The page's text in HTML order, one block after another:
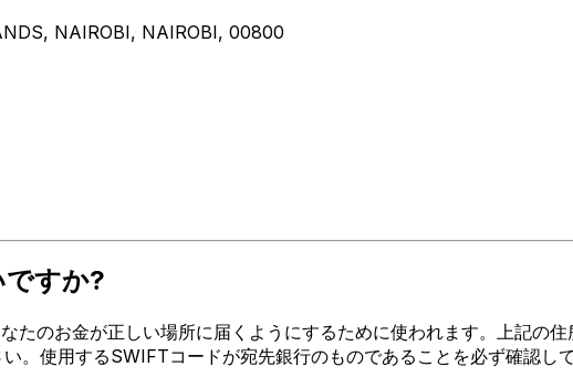
NAIROBI, NAIROBI, 00800
すか?
たのお金が正しい場所に届くようにするために使われます。上記の
。使用するSWIFTコードが宛先銀行のものであることを必ず確認して